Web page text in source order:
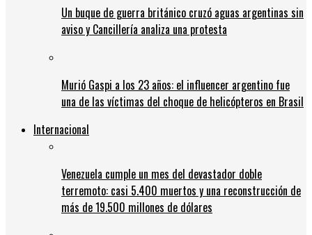
Un buque de guerra británico cruzó aguas argentinas sin
aviso y Cancillería analiza una protesta
Murió Gaspi a los 23 años: el influencer argentino fue
una de las víctimas del choque de helicópteros en Brasil
Internacional
Venezuela cumple un mes del devastador doble
terremoto: casi 5.400 muertos y una reconstrucción de
más de 19.500 millones de dólares